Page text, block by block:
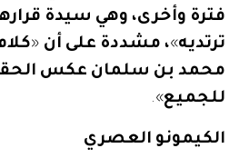
فترة وأخرى، وهي سيدة
ترتديه»، مشددة على أن «
محمد بن سلمان عكس
للجميع».
الكيمونو العصري